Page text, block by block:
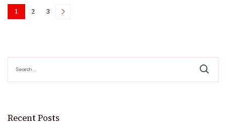
Posts
Page
1 Page
2 Page
3
for:
Recent Posts